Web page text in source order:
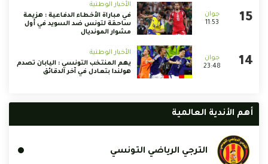
11:53
الأخبار الوطنية
في مباراة الأخطاء الدفاعية : هزيمة
ساحقة لتونس ضد السويد في أول
مشوار المونديال
23:48
الأخبار الوطنية
يهم المنتخب التونسي : اليابان تصدم
هولندا بتعادل في آخر الدقائق
أهم الأندية العالمية
الترجي الرياضي التونسي